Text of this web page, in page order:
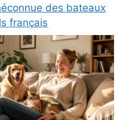
des bateaux
français